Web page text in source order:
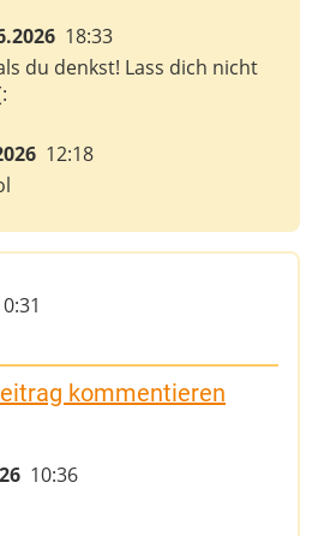
18:33
du denkst! Lass dich nicht
12:18
kommentieren
10:36